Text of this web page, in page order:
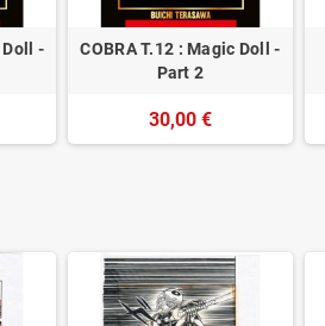
Doll -
COBRA T.12 : Magic Doll -
Part 2
30,00 €